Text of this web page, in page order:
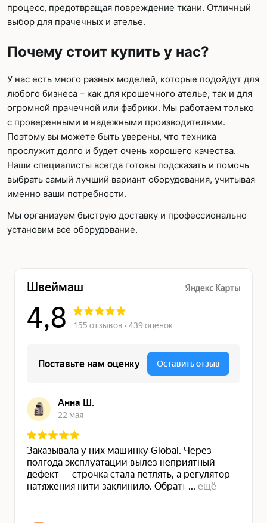
процесс, предотвращая повреждение ткани. Отличный
выбор для прачечных и ателье.
Почему стоит купить у нас?
У нас есть много разных моделей, которые подойдут для
любого бизнеса – как для крошечного ателье, так и для
огромной прачечной или фабрики. Мы работаем только
с проверенными и надежными производителями.
Поэтому вы можете быть уверены, что техника
прослужит долго и будет очень хорошего качества.
Наши специалисты всегда готовы подсказать и помочь
выбрать самый лучший вариант оборудования, учитывая
именно ваши потребности.
Мы организуем быструю доставку и профессионально
установим все оборудование.